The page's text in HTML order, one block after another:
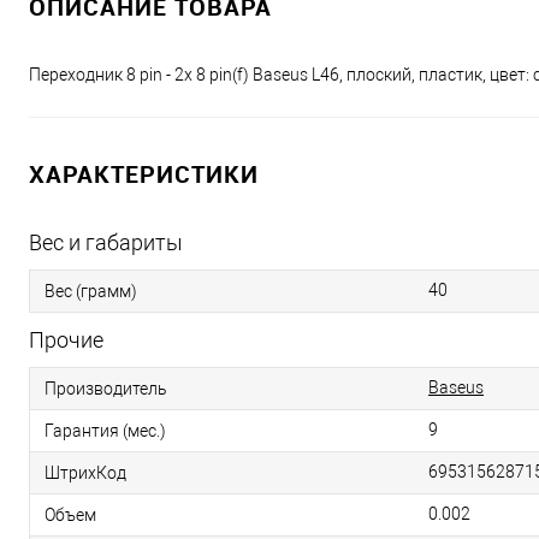
ОПИСАНИЕ ТОВАРА
Переходник 8 pin - 2x 8 pin(f) Baseus L46, плоский, пластик, цвет:
ХАРАКТЕРИСТИКИ
Вес и габариты
Вес (грамм) 40
Прочие
Производитель Baseus
Гарантия (мес.) 9
ШтрихКод
Объем 0.002